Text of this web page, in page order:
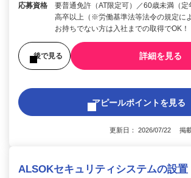
応募資格
要普通免許（AT限定可）／60歳未満（定
高卒以上（※労働基準法等法令の規定に
お持ちでない方は入社までの取得でOK！
後で見る 詳細を見る
アピールポイントを見る
更新日： 2026/07/22 掲
ALSOKセキュリティシステムの設